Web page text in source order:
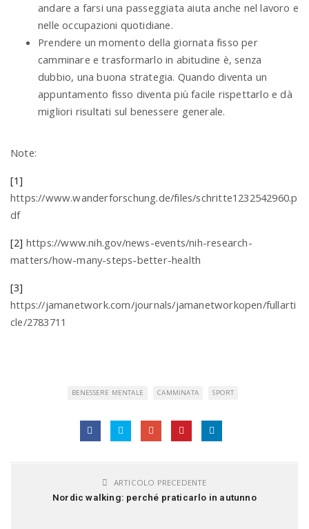
andare a farsi una passeggiata aiuta anche nel lavoro e
nelle occupazioni quotidiane.
Prendere un momento della giornata fisso per
camminare e trasformarlo in abitudine è, senza
dubbio, una buona strategia. Quando diventa un
appuntamento fisso diventa più facile rispettarlo e dà
migliori risultati sul benessere generale.
Note:
[1]
https://www.wanderforschung.de/files/schritte1232542960.p
df
[2] https://www.nih.gov/news-events/nih-research-
matters/how-many-steps-better-health
[3]
https://jamanetwork.com/journals/jamanetworkopen/fullarti
cle/2783711
BENESSERE MENTALE CAMMINATA SPORT
ARTICOLO PRECEDENTE
Nordic walking: perché praticarlo in autunno